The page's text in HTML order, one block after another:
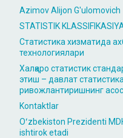
Azimov Alijon G'ulomovich
STATISTIK
Статистика хизматида
технологиялари
Халқаро статистик
этиш – давлат
ривожлантиришнинг
Kontaktlar
Oʻzbekiston Prezidenti
ishtirok etadi